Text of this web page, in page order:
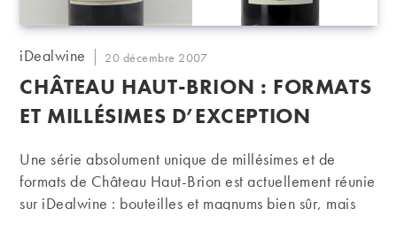
Auteur/autrice
la
publication :
iDealwine
Publication
publiée :
20 décembre 2007
CHÂTEAU HAUT-BRION : FORMATS
ET MILLÉSIMES D’EXCEPTION
Une série absolument unique de millésimes et de
formats de Château Haut-Brion est actuellement réunie
sur iDealwine : bouteilles et magnums bien sûr, mais